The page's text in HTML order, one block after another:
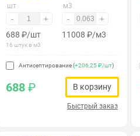
шт
- +
688 ₽/шт
16 штук в м3
м3
- +
11008 ₽/м3
Антисептирование (+206,25 ₽/шт)
688₽ В корзину
Быстрый заказ